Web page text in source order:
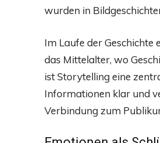
wurden in
Im Laufe der Geschichte
das Mittelalter, wo
ist Storytelling eine
Informationen klar und
Verbindung zum